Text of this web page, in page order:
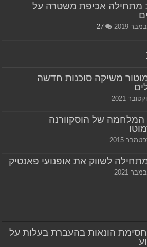
מתחילה אכיפת משטרה על
27
משיקה סוכנות חדשה
המלחמה של הוסקוורנה
לשווק את אופנועי פאנטיק
הונאות בהעברת בעלות על